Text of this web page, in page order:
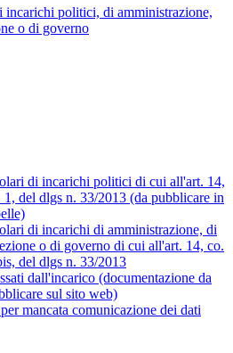
incarichi politici, di amministrazione,
o di governo
di incarichi politici di cui all'art. 14,
1, del dlgs n. 33/2013 (da pubblicare in
di incarichi di amministrazione, di
o di governo di cui all'art. 14, co.
del dlgs n. 33/2013
dall'incarico (documentazione da
sul sito web)
mancata comunicazione dei dati